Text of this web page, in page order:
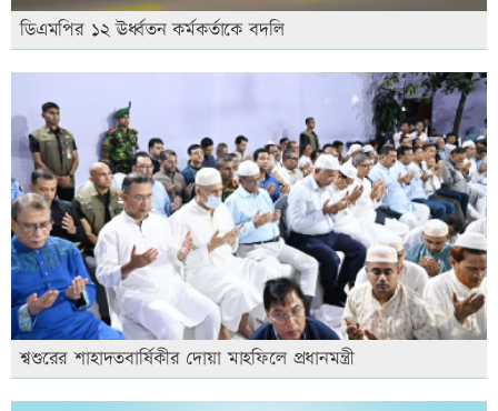
ডিএমপির ১২ ঊর্ধ্বতন কর্মকর্তাকে বদলি
শ্বশুরের শাহাদতবার্ষিকীর দোয়া মাহফিলে প্রধানমন্ত্রী